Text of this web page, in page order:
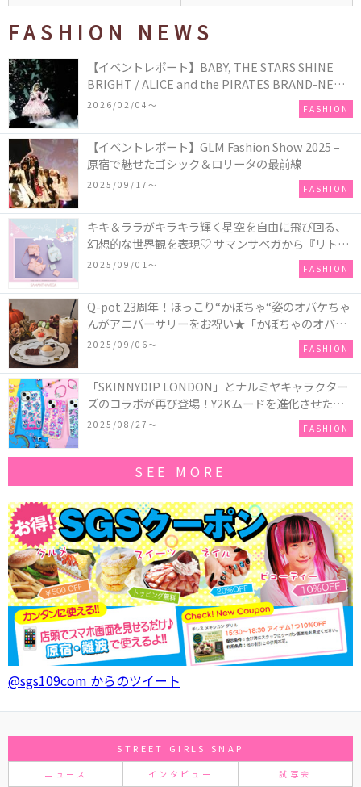
FASHION NEWS
【イベントレポート】BABY, THE STARS SHINE
BRIGHT / ALICE and the PIRATES BRAND-NEW
COLLECTION in TOKYO
2026/02/04〜 FASHION
【イベントレポート】GLM Fashion Show 2025 –
原宿で魅せたゴシック＆ロリータの最前線
2025/09/17〜 FASHION
キキ＆ララがキラキラ輝く星空を自由に飛び回る、
幻想的な世界観を表現♡ サマンサベガから『リトル
ツインスターズ』50周年アニバーサリーイヤー』を
2025/09/01〜 FASHION
Q-pot.23周年！ほっこり“かぼちゃ“姿のオバケちゃ
んがアニバーサリーをお祝い★「かぼちゃのオバケ
ーキアクセサリー」が新発売！Q-pot CAFE.では
「かぼちゃのオバケーキプレート」も登場
2025/09/06〜 FASHION
「SKINNYDIP LONDON」とナルミヤキャラクター
ズのコラボが再び登場！Y2Kムードを進化させた新
作コレクションを発売♪
2025/08/27〜 FASHION
SEE MORE
@sgs109com からのツイート
STREET GIRLS SNAP
ニュース インタビュー 試写会